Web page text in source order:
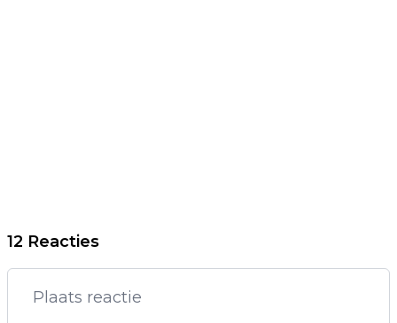
12 Reacties